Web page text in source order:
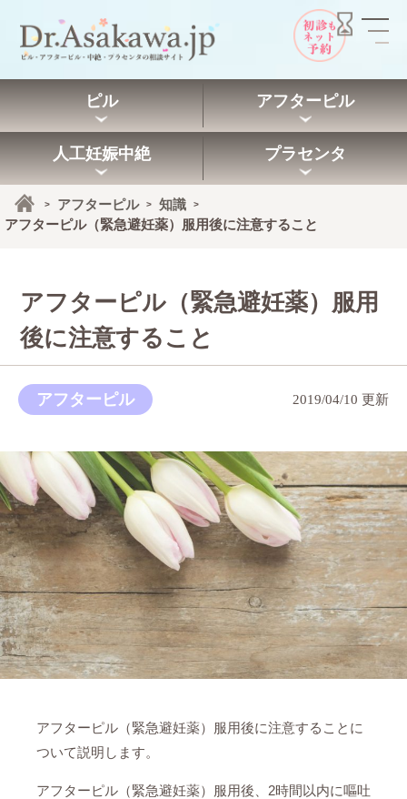
ピル アフターピル
人工妊娠中絶 プラセンタ
> アフターピル > 知識 >
アフターピル（緊急避妊薬）服用後に注意すること
アフターピル（緊急避妊薬）服用
後に注意すること
2019/04/10 更新
アフターピル
アフターピル（緊急避妊薬）服用後に注意することに
ついて説明します。
アフターピル（緊急避妊薬）服用後、2時間以内に嘔吐